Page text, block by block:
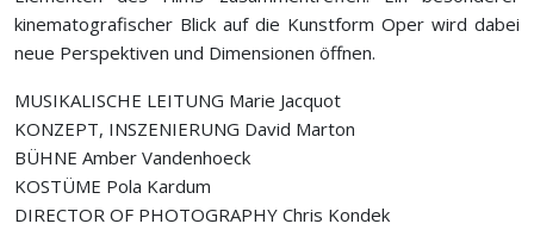
kinematografischer Blick auf die Kunstform Oper wird dabei
neue Perspektiven und Dimensionen öffnen.
MUSIKALISCHE LEITUNG Marie Jacquot
KONZEPT, INSZENIERUNG David Marton
BÜHNE Amber Vandenhoeck
KOSTÜME Pola Kardum
DIRECTOR OF PHOTOGRAPHY Chris Kondek